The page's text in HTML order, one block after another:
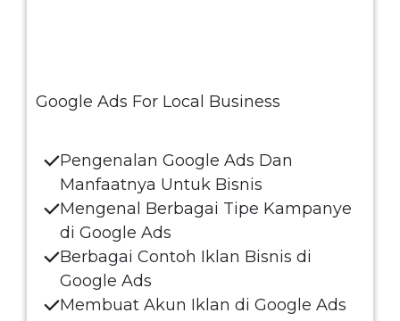
Google Ads For Local Business
Pengenalan Google Ads Dan
Manfaatnya Untuk Bisnis
Mengenal Berbagai Tipe Kampanye
di Google Ads
Berbagai Contoh Iklan Bisnis di
Google Ads
Membuat Akun Iklan di Google Ads